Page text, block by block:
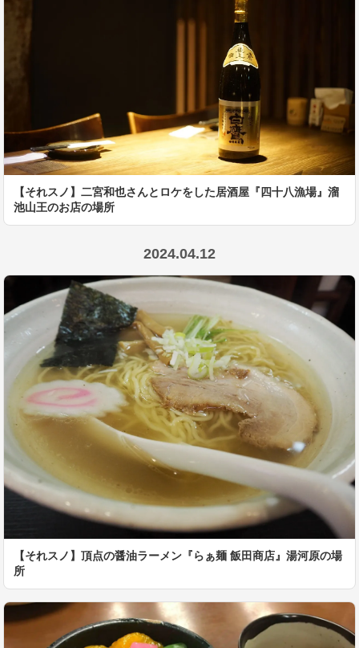
【それスノ】二宮和也さんとロケをした居酒屋『四十八漁場』溜
池山王のお店の場所
2024.04.12
【それスノ】頂点の醤油ラーメン『らぁ麺 飯田商店』湯河原の場
所